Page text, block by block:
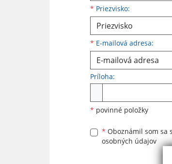
* Priezvisko:
* E-mailová adresa:
Príloha:
* povinné položky
* Oboznámil som sa
osobných údajov